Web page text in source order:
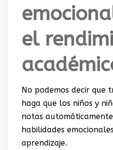
el
No podemos decir que
haga que los niños y
notas
habilidades
aprendizaje.